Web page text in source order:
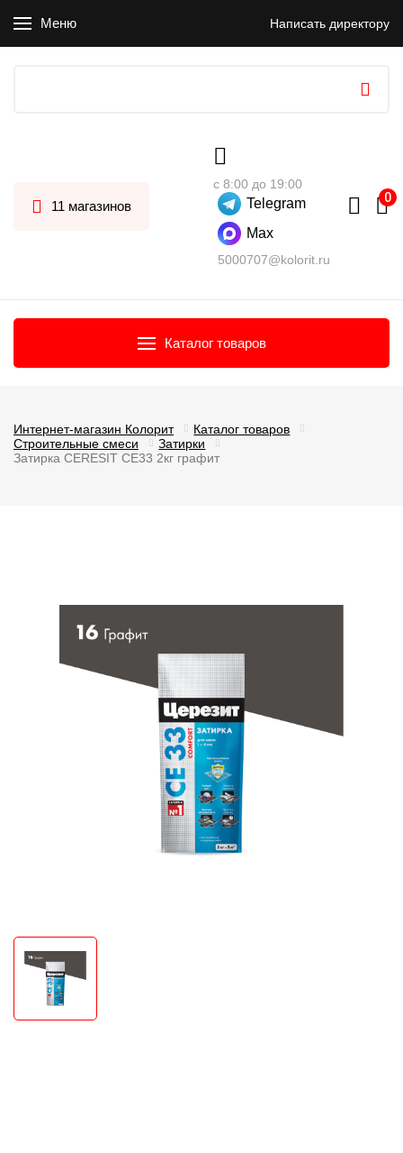
Меню Написать директору
11 магазинов
с 8:00 до 19:00
Telegram
Max
5000707@kolorit.ru
Каталог товаров
Интернет-магазин Колорит
Каталог товаров
Строительные смеси
Затирки
Затирка CERESIT CE33 2кг графит